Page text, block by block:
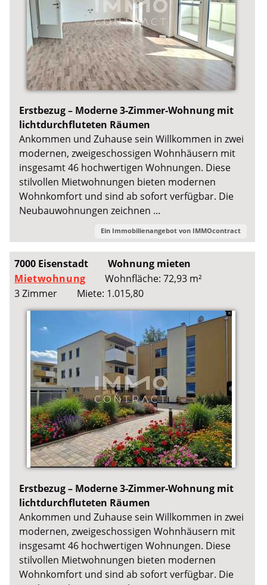
Erstbezug – Moderne 3-Zimmer-Wohnung mit
lichtdurchfluteten Räumen
Ankommen und Zuhause sein Willkommen in zwei
modernen, zweigeschossigen Wohnhäusern mit
insgesamt 46 hochwertigen Wohnungen. Diese
stilvollen Mietwohnungen bieten modernen
Wohnkomfort und sind ab sofort verfügbar. Die
Neubauwohnungen zeichnen ...
Ein Immobilienangebot von IMMOcontract
7000 Eisenstadt
Wohnung mieten
Mietwohnung
Wohnfläche: 72,93 m²
3 Zimmer
Miete: 1.015,80
Erstbezug – Moderne 3-Zimmer-Wohnung mit
lichtdurchfluteten Räumen
Ankommen und Zuhause sein Willkommen in zwei
modernen, zweigeschossigen Wohnhäusern mit
insgesamt 46 hochwertigen Wohnungen. Diese
stilvollen Mietwohnungen bieten modernen
Wohnkomfort und sind ab sofort verfügbar. Die